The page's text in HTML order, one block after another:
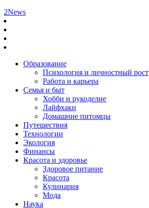
2News
Образование
Психология и личностный рост
Работа и карьера
Семья и быт
Хобби и рукоделие
Лайфхаки
Домашние питомцы
Путешествия
Технологии
Экология
Финансы
Красота и здоровье
Здоровое питание
Красота
Кулинария
Мода
Наука